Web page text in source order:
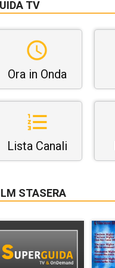
TV
Ora in Onda
Lista Canali
STASERA